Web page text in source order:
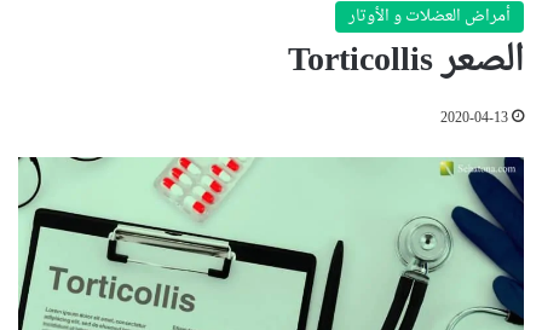
أمراض العضلات و الأوتار
الصعر Torticollis
2020-04-13